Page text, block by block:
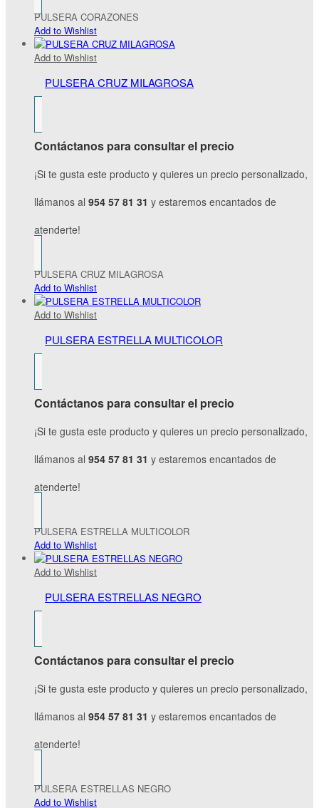
PULSERA CORAZONES
Add to Wishlist
Add to Wishlist
PULSERA CRUZ MILAGROSA
Contáctanos para consultar el precio
¡Si te gusta este producto y quieres un precio personalizado,
llámanos al 954 57 81 31 y estaremos encantados de
atenderte!
PULSERA CRUZ MILAGROSA
Add to Wishlist
Add to Wishlist
PULSERA ESTRELLA MULTICOLOR
Contáctanos para consultar el precio
¡Si te gusta este producto y quieres un precio personalizado,
llámanos al 954 57 81 31 y estaremos encantados de
atenderte!
PULSERA ESTRELLA MULTICOLOR
Add to Wishlist
Add to Wishlist
PULSERA ESTRELLAS NEGRO
Contáctanos para consultar el precio
¡Si te gusta este producto y quieres un precio personalizado,
llámanos al 954 57 81 31 y estaremos encantados de
atenderte!
PULSERA ESTRELLAS NEGRO
Add to Wishlist